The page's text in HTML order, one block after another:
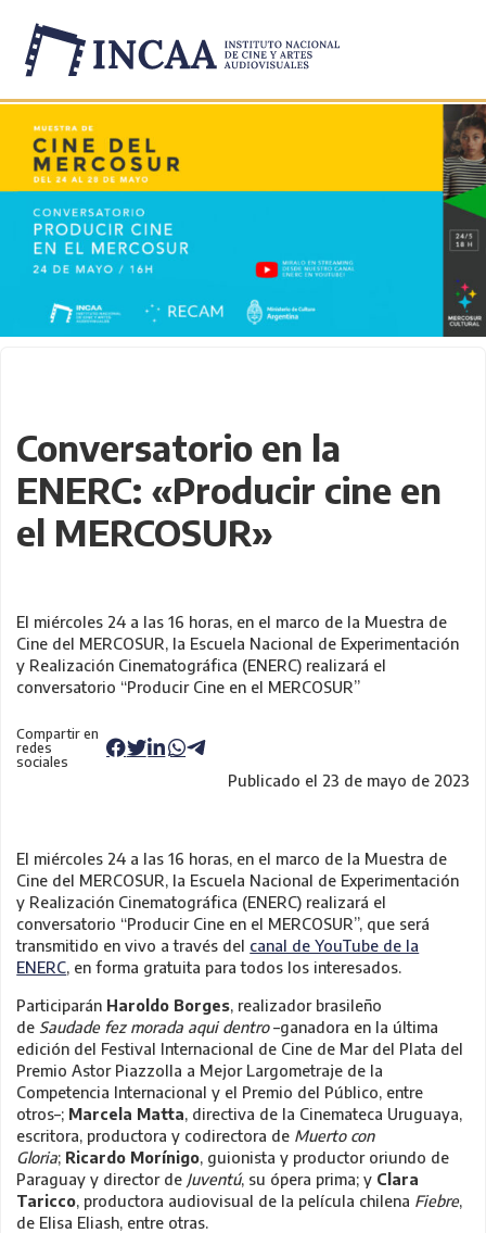
Conversatorio en la
ENERC: «Producir cine en
el MERCOSUR»
El miércoles 24 a las 16 horas, en el marco de la Muestra de
Cine del MERCOSUR, la Escuela Nacional de Experimentación
y Realización Cinematográfica (ENERC) realizará el
conversatorio “Producir Cine en el MERCOSUR”
Compartir en
redes
sociales
Publicado el 23 de mayo de 2023
El miércoles 24 a las 16 horas, en el marco de la Muestra de
Cine del MERCOSUR, la Escuela Nacional de Experimentación
y Realización Cinematográfica (ENERC) realizará el
conversatorio “Producir Cine en el MERCOSUR”, que será
transmitido en vivo a través del canal de YouTube de la
ENERC, en forma gratuita para todos los interesados.
Participarán Haroldo Borges, realizador brasileño
de Saudade fez morada aqui dentro–ganadora en la última
edición del Festival Internacional de Cine de Mar del Plata del
Premio Astor Piazzolla a Mejor Largometraje de la
Competencia Internacional y el Premio del Público, entre
otros–; Marcela Matta, directiva de la Cinemateca Uruguaya,
escritora, productora y codirectora de Muerto con
Gloria; Ricardo Morínigo, guionista y productor oriundo de
Paraguay y director de Juventú, su ópera prima; y Clara
Taricco, productora audiovisual de la película chilena Fiebre,
de Elisa Eliash, entre otras.